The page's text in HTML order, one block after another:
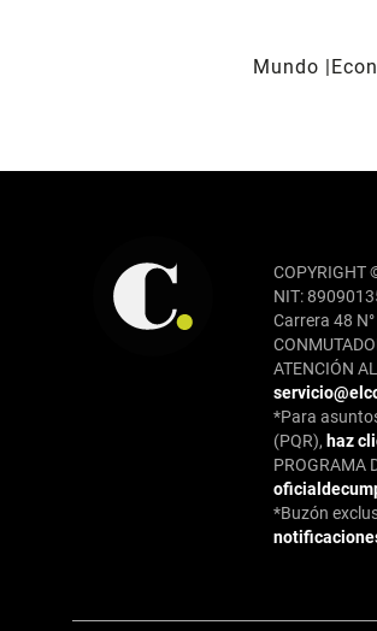
Mundo
COPYRIGHT
NIT:
Carrera 48
ATENCIÓN
*Para
(PQR), haz
PROGRAMA
*Buzón